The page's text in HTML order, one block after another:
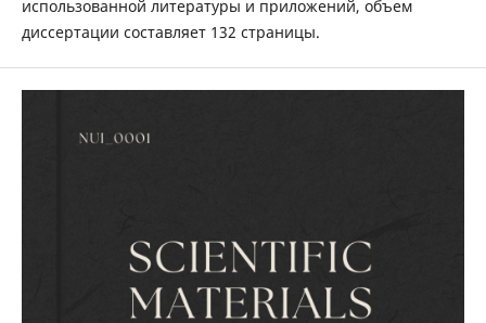
использованной литературы и приложений, объем
диссертации составляет 132 страницы.